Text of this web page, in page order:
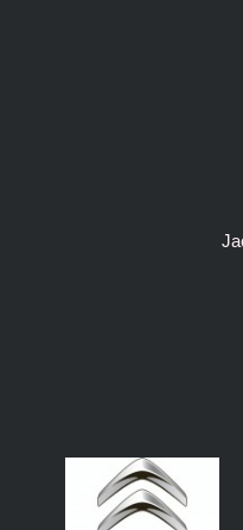
Jacques